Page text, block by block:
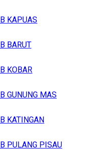
KAPUAS
BARUT
KOBAR
GUNUNG MAS
KATINGAN
PULANG PISAU